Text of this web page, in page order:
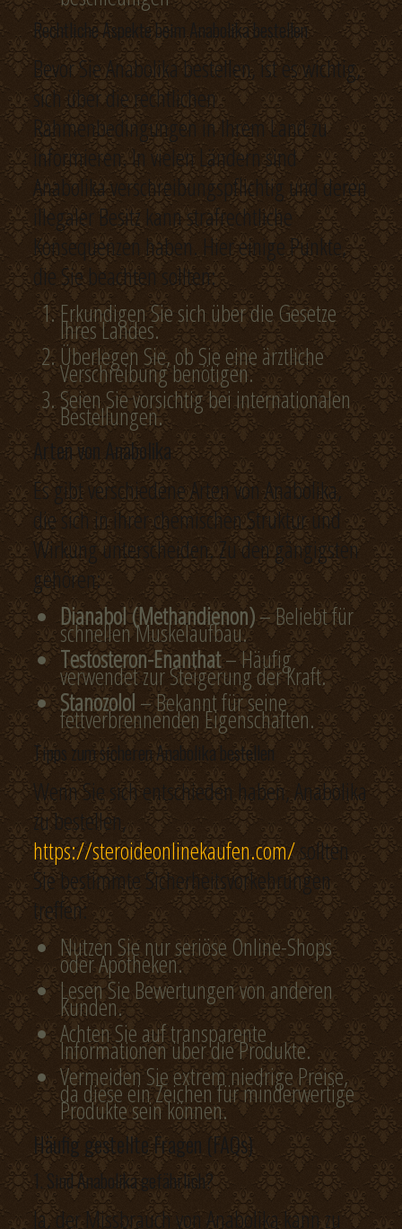
Rechtliche Aspekte beim Anabolika bestellen
Bevor Sie Anabolika bestellen, ist es wichtig,
sich über die rechtlichen
Rahmenbedingungen in Ihrem Land zu
informieren. In vielen Ländern sind
Anabolika verschreibungspflichtig und deren
illegaler Besitz kann strafrechtliche
Konsequenzen haben. Hier einige Punkte,
die Sie beachten sollten:
Erkundigen Sie sich über die Gesetze
Ihres Landes.
Überlegen Sie, ob Sie eine ärztliche
Verschreibung benötigen.
Seien Sie vorsichtig bei internationalen
Bestellungen.
Arten von Anabolika
Es gibt verschiedene Arten von Anabolika,
die sich in ihrer chemischen Struktur und
Wirkung unterscheiden. Zu den gängigsten
gehören:
Dianabol (Methandienon)– Beliebt für
schnellen Muskelaufbau.
Testosteron-Enanthat– Häufig
verwendet zur Steigerung der Kraft.
Stanozolol– Bekannt für seine
fettverbrennenden Eigenschaften.
Tipps zum sicheren Anabolika bestellen
Wenn Sie sich entschieden haben, Anabolika
zu bestellen,
https://steroideonlinekaufen.com/sollten
Sie bestimmte Sicherheitsvorkehrungen
treffen:
Nutzen Sie nur seriöse Online-Shops
oder Apotheken.
Lesen Sie Bewertungen von anderen
Kunden.
Achten Sie auf transparente
Informationen über die Produkte.
Vermeiden Sie extrem niedrige Preise,
da diese ein Zeichen für minderwertige
Produkte sein können.
Häufig gestellte Fragen (FAQs)
1. Sind Anabolika gefährlich?
Ja, der Missbrauch von Anabolika kann zu